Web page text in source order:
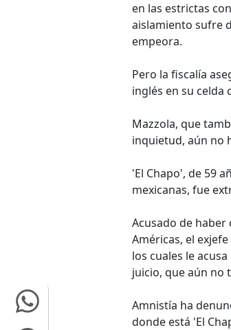
en las estrictas
aislamiento sufre
empeora.
Pero la fiscalía
inglés en su celda
Mazzola, que
inquietud, aún no
'El Chapo', de 59
mexicanas, fue
Acusado de
Américas, el
los cuales le
juicio, que aún no
Amnistía ha
donde está 'El